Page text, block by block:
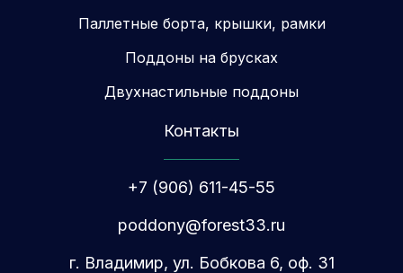
Паллетные борта, крышки, рамки
Поддоны на брусках
Двухнастильные поддоны
Контакты
+7 (906) 611-45-55
poddony@forest33.ru
г. Владимир, ул. Бобкова 6, оф. 31